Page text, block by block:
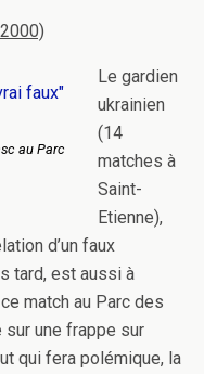
au Parc
Le gardien
ukrainien
(14
matches à
Saint-
Etienne),
d’un faux
tard, est aussi à
match au Parc des
sur une frappe sur
qui fera polémique, la